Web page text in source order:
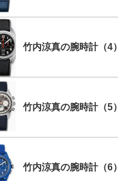
竹内涼真の腕時計（4）
竹内涼真の腕時計（5）
竹内涼真の腕時計（6）